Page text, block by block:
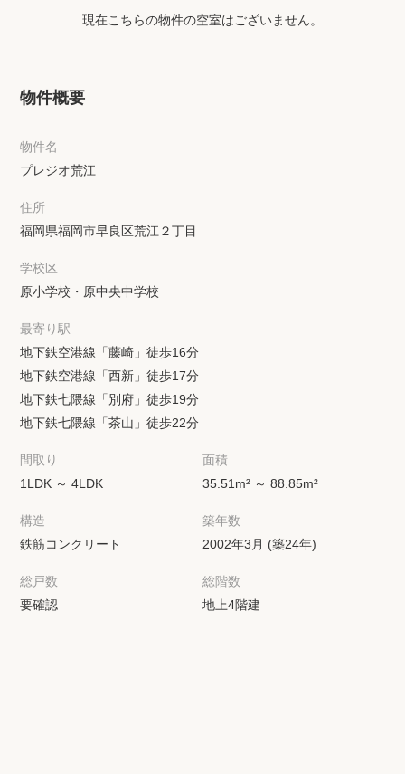
現在こちらの物件の空室はございません。
物件概要
物件名
プレジオ荒江
住所
福岡県福岡市早良区荒江２丁目
学校区
原小学校・原中央中学校
最寄り駅
地下鉄空港線「藤崎」徒歩16分
地下鉄空港線「西新」徒歩17分
地下鉄七隈線「別府」徒歩19分
地下鉄七隈線「茶山」徒歩22分
間取り
1LDK ～ 4LDK
面積
35.51m² ～ 88.85m²
構造
鉄筋コンクリート
築年数
2002年3月 (築24年)
総戸数
要確認
総階数
地上4階建